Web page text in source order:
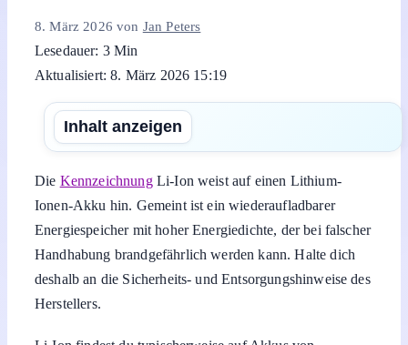
8. März 2026 von Jan Peters
Lesedauer: 3 Min
Aktualisiert: 8. März 2026 15:19
Inhalt anzeigen
Die KennzeichnungLi-Ion weist auf einen Lithium-
Ionen-Akku hin. Gemeint ist ein wiederaufladbarer
Energiespeicher mit hoher Energiedichte, der bei falscher
Handhabung brandgefährlich werden kann. Halte dich
deshalb an die Sicherheits- und Entsorgungshinweise des
Herstellers.